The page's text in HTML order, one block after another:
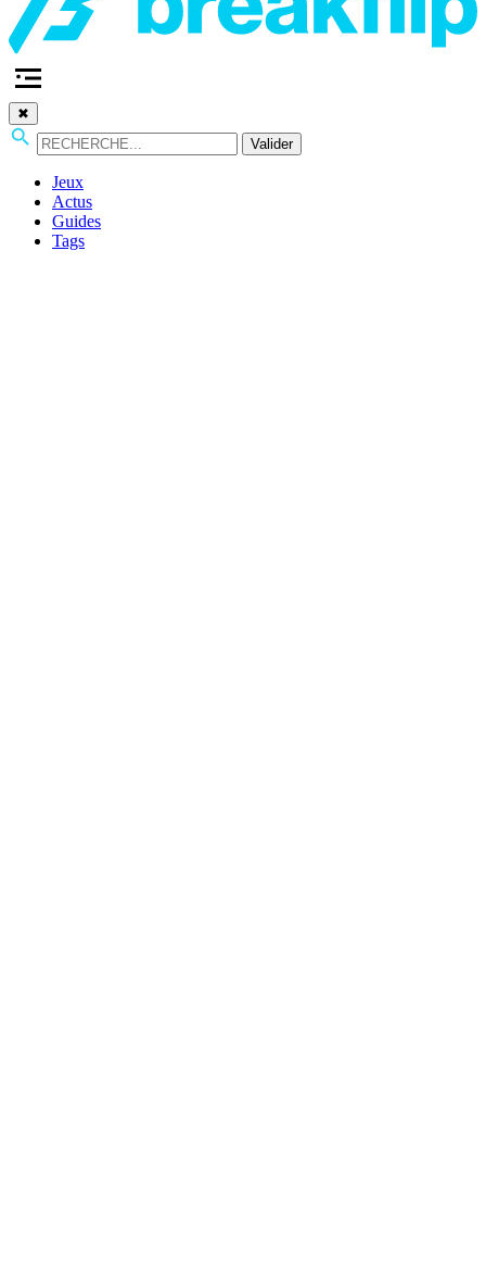
✖
Valider
Jeux
Actus
Guides
Tags